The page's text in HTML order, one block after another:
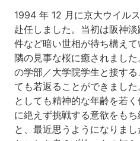
1994 年 12 月に京大ウイル
赴任しました。当初は阪神
件など暗い世相が待ち構え
隣の見事な桜に癒されまし
の学部／大学院学生と接す
ても若返ることができまし
としても精神的な年齢を若
に絶えず挑戦する意欲をも
と、最近思うようになりま